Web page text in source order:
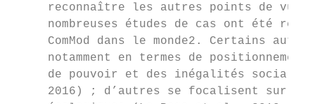
reconnaître les autres points de vue
nombreuses études de cas ont été
ComMod dans le monde2. Certains
notamment en termes de
de pouvoir et des inégalités
2016) ; d’autres se focalisent sur